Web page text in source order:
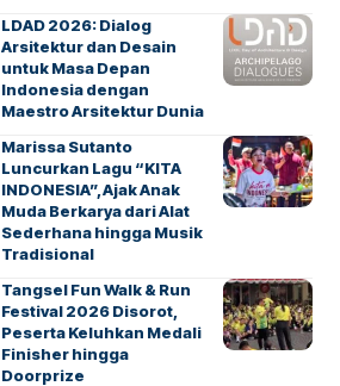
LDAD 2026: Dialog
Arsitektur dan Desain
untuk Masa Depan
Indonesia dengan
Maestro Arsitektur Dunia
Marissa Sutanto
Luncurkan Lagu “KITA
INDONESIA”, Ajak Anak
Muda Berkarya dari Alat
Sederhana hingga Musik
Tradisional
Tangsel Fun Walk & Run
Festival 2026 Disorot,
Peserta Keluhkan Medali
Finisher hingga
Doorprize